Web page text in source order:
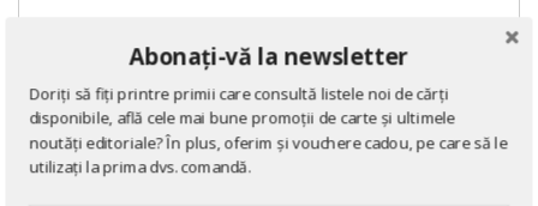
Abonați-vă la newsletter
Doriți să fiți printre primii care consultă listele noi de cărți
disponibile, află cele mai bune promoții de carte și ultimele
noutăți editoriale? În plus, oferim și vouchere cadou, pe care să le
utilizați la prima dvs. comandă.